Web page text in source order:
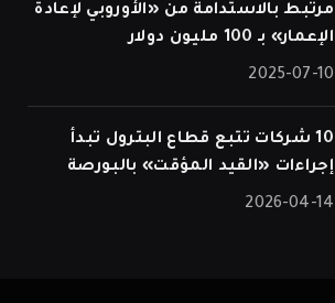
مرتبط بالاستدامة من «الأوروبي لإعادة
الإعمار» بـ 100 مليون دولار
2025-07-10
10 شركات تتبع قطاع البترول تبدأ
إجراءات «القيد المؤقت» بالبورصة
2026-04-14